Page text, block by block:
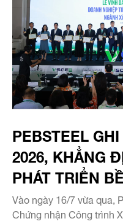
PEBSTEEL
2026, KHẲNG
PHÁT TRIỂN
Vào ngày 16/7 vừa qua,
Chứng nhận Công trình